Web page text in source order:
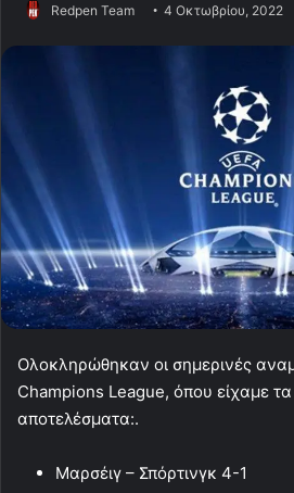
Redpen Team 4 Οκτωβρίου, 2022
Ολοκληρώθηκαν οι σημερινές
Champions League, όπου είχαμε
αποτελέσματα:.
Μαρσέιγ – Σπόρτινγκ 4-1